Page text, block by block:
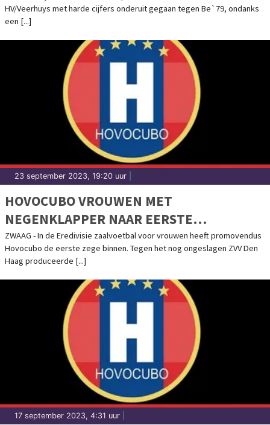
HV/Veerhuys met harde cijfers onderuit gegaan tegen Be`79, ondanks
een [...]
23 september 2023, 19:20 uur
HOVOCUBO VROUWEN MET
NEGENKLAPPER NAAR EERSTE
DRIEPUNTER
ZWAAG - In de Eredivisie zaalvoetbal voor vrouwen heeft promovendus
Hovocubo de eerste zege binnen. Tegen het nog ongeslagen ZVV Den
Haag produceerde [...]
17 september 2023, 4:31 uur